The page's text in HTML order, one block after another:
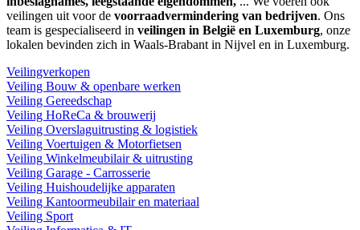
veilingen uit voor de voorraadvermindering van bedrijven. Ons
team is gespecialiseerd in veilingen in België en Luxemburg, onze
lokalen bevinden zich in Waals-Brabant in Nijvel en in Luxemburg.
Veilingverkopen
Veiling Bouw & openbare werken
Veiling Gereedschap
Veiling HoReCa & brouwerij
Veiling Overslaguitrusting & logistiek
Veiling Voertuigen & Motorfietsen
Veiling Winkelmeubilair & uitrusting
Veiling Garage - Carrosserie
Veiling Huishoudelijke apparaten
Veiling Kantoormeubilair en materiaal
Veiling Sport